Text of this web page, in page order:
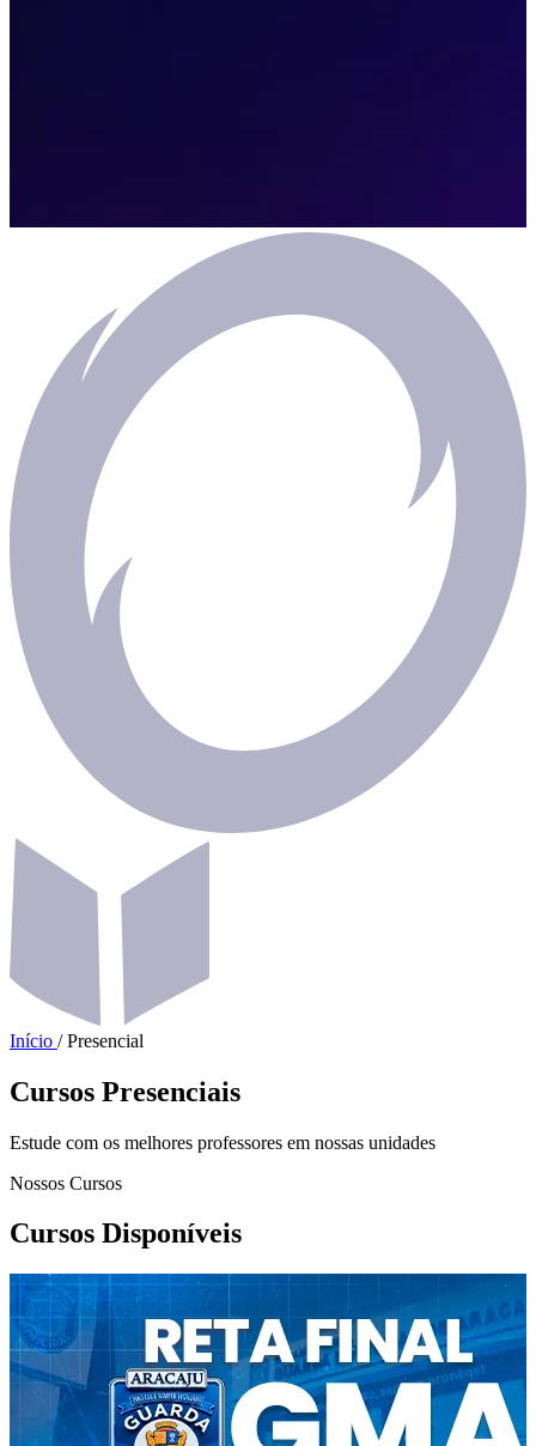
Início / Presencial
Cursos Presenciais
Estude com os melhores professores em nossas unidades
Nossos Cursos
Cursos Disponíveis